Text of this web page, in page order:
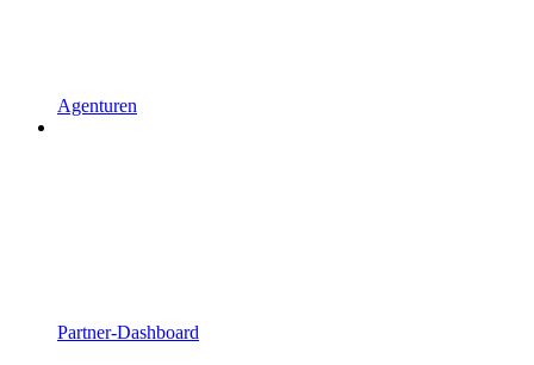
Agenturen
Partner-Dashboard